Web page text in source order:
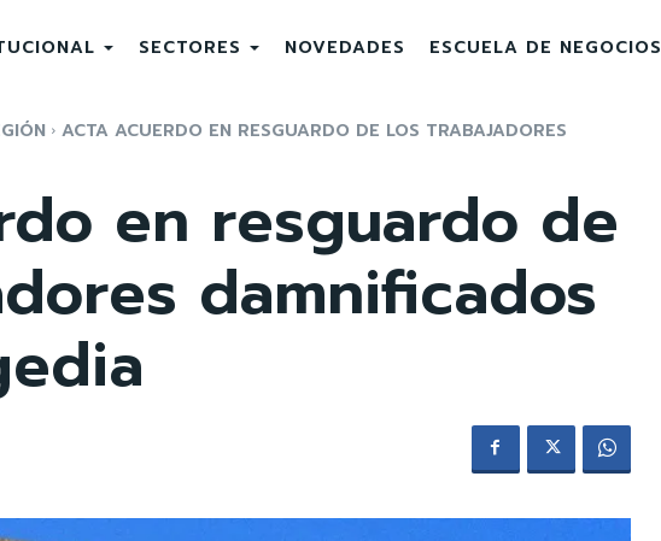
SECTORES NOVEDADES ESCUELA DE NEGOCIOS
ACTA ACUERDO EN RESGUARDO DE LOS TRABAJADORES
en resguardo de
damnificados